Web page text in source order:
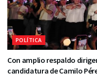
POLÍTICA
Con amplio respaldo
candidatura de Camilo